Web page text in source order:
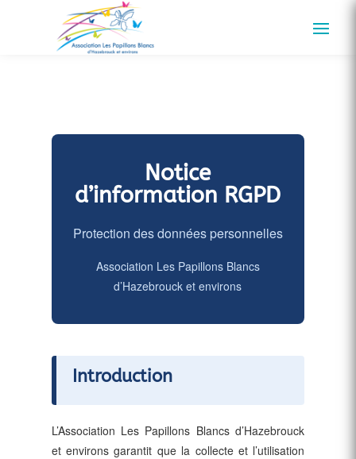
Notice
d’information RGPD
Protection des données personnelles
Association Les Papillons Blancs
d’Hazebrouck et environs
Introduction
L’Association Les Papillons Blancs d’Hazebrouck
et environs garantit que la collecte et l’utilisation